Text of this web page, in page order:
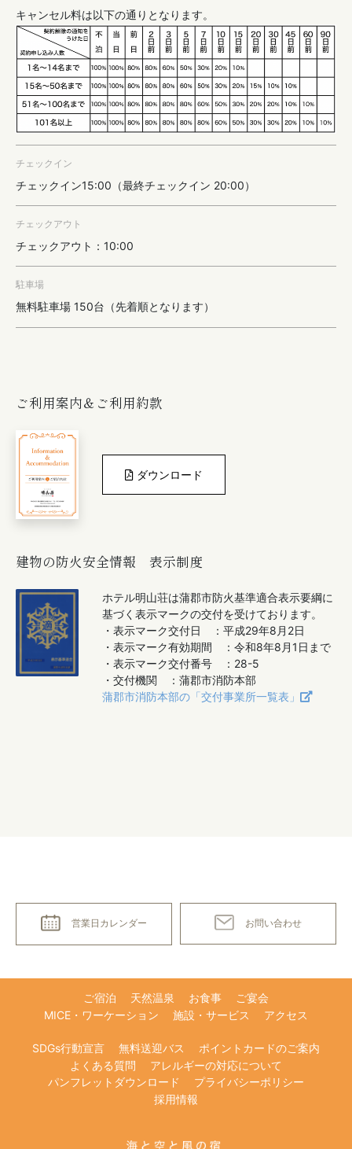
キャンセル料は以下の通りとなります。
チェックイン
チェックイン15:00（最終チェックイン 20:00）
チェックアウト
チェックアウト：10:00
駐車場
無料駐車場 150台（先着順となります）
ご利用案内＆ご利用約款
ダウンロード
建物の防火安全情報 表示制度
ホテル明山荘は蒲郡市防火基準適合表示要綱に
基づく表示マークの交付を受けております。
・表示マーク交付日 ：平成29年8月2日
・表示マーク有効期間 ：令和8年8月1日まで
・表示マーク交付番号 ：28-5
・交付機関 ：蒲郡市消防本部
蒲郡市消防本部の「交付事業所一覧表」
営業日カレンダー お問い合わせ
ご宿泊 天然温泉 お食事
ご宴会
MICE・ワーケーション
施設・サービス アクセス
SDGs行動宣言 無料送迎バス
ポイントカードのご案内
よくある質問
アレルギーの対応について
パンフレットダウンロード
プライバシーポリシー
採用情報